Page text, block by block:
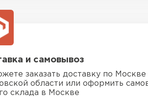
и самовывоз
заказать доставку по Москве
области или оформить
склада в Москве